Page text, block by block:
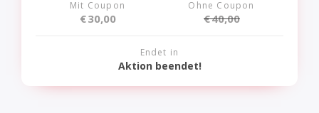
Mit Coupon
€30,00
Ohne Coupon
€40,00
Endet in
Aktion beendet!